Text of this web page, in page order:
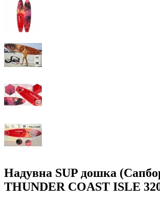
Надувна SUP дошка
THUNDER COAST ISLE